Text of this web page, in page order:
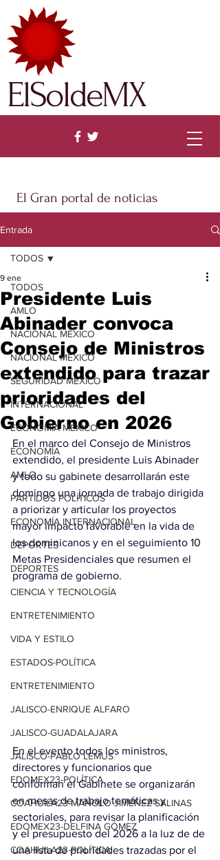
El Gran portal de noticias
ElSoldeMX
Entrada
TODOS
AMLO
NACIONAL MÉXICO
NACIONAL MÉXICO
SEGURIDAD MÉXICO
INTERNACIONAL
ECONOMÍA MÉXICO
ECONOMÍA
AMLO
PARTIDOS POLÍTICOS
ECONOMÍA INTERNACIONAL
DEPORTES
DEPORTES
CIENCIA Y TECNOLOGÍA
ENTRETENIMIENTO
VIDA Y ESTILO
ESTADOS-POLÍTICA
ENTRETENIMIENTO
JALISCO-ENRIQUE ALFARO
JALISCO-GUADALAJARA
JALISCO-PABLO LEMUS
EDOMEX23-POLÍTICA
COAHUILA23-MANOLO JIMÉNEZ SALINAS
EDOMEX23-DELFINA GÓMEZ
COAHUILA23-POLÍTICA
TODOS
Presidente Luis
Abinader convoca
Consejo de Ministros
extendido para trazar
prioridades del
Gobierno en 2026
9 ene
En el marco del Consejo de Ministros
extendido, el presidente Luis Abinader
y todo su gabinete desarrollarán este
domingo una jornada de trabajo dirigida
a priorizar y articular los proyectos
mayor impacto favorable en la vida de
los dominicanos y en el seguimiento 10
Metas Presidenciales que resumen el
programa de gobierno.
En el evento todos los ministros,
directores y funcionarios que
conforman el Gabinete se organizarán
en mesas de trabajo temáticas y
sectoriales, para revisar la planificación
y el presupuesto del 2026 a la luz de de
una lista de prioridades trazadas por el